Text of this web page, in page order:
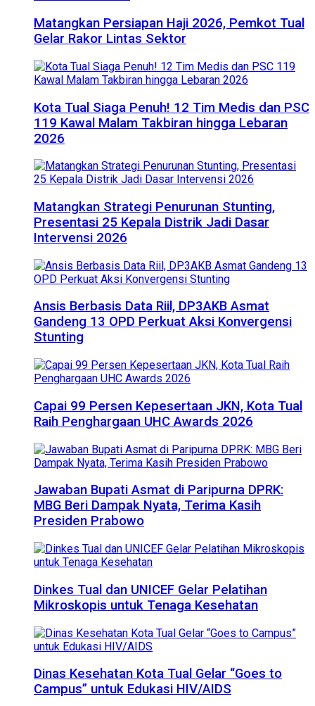
Matangkan Persiapan Haji 2026, Pemkot Tual
Gelar Rakor Lintas Sektor
Kota Tual Siaga Penuh! 12 Tim Medis dan PSC
119 Kawal Malam Takbiran hingga Lebaran
2026
Matangkan Strategi Penurunan Stunting,
Presentasi 25 Kepala Distrik Jadi Dasar
Intervensi 2026
Ansis Berbasis Data Riil, DP3AKB Asmat
Gandeng 13 OPD Perkuat Aksi Konvergensi
Stunting
Capai 99 Persen Kepesertaan JKN, Kota Tual
Raih Penghargaan UHC Awards 2026
Jawaban Bupati Asmat di Paripurna DPRK:
MBG Beri Dampak Nyata, Terima Kasih
Presiden Prabowo
Dinkes Tual dan UNICEF Gelar Pelatihan
Mikroskopis untuk Tenaga Kesehatan
Dinas Kesehatan Kota Tual Gelar “Goes to
Campus” untuk Edukasi HIV/AIDS